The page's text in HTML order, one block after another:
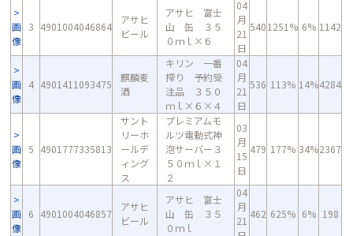
画
像
3 4901004046864
アサヒ
ビール
アサヒ 富士
山 缶 ３５
０ｍｌ×６
04
月
21
日
5401251% 6% 1142
画
像
4 4901411093475
麒麟麦
酒
キリン 一番
搾り 予約受
注品 ３５０
ｍｌ×６×４
04
月
21
日
536 113% 14%4284
画
像
5 4901777335813
サント
リーホ
ールデ
ィング
ス
プレミアムモ
ルツ電動式神
泡サーバー３
５０ｍｌ×１
２
03
月
15
日
479 177% 34%2367
画
像
6 4901004046857
アサヒ
ビール
アサヒ 富士
山 缶 ３５
０ｍｌ
04
月
21
462 625% 6% 198